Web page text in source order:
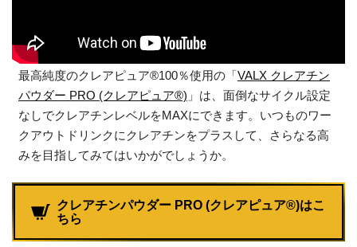
最高純度のクレアピュア®100％使用の「VALX クレアチン
パウダー PRO (クレアピュア®) 」は、面倒なサイクル設定
なしでクレアチンレベルをMAXにできます。いつものワー
クアウトドリンクにクレアチンをプラスして、さらなる高
みを目指してみてはいかがでしょうか。
クレアチンパウダー PRO (クレアピュア®)はこ
ちら